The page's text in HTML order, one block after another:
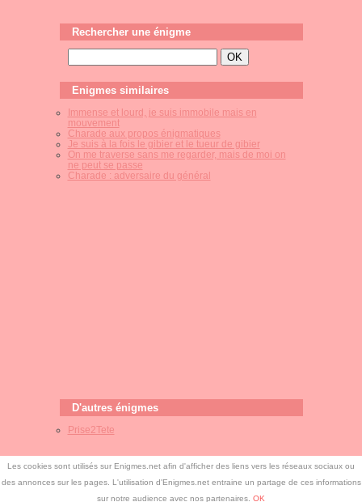
Rechercher une énigme
Enigmes similaires
Immense et lourd, je suis immobile mais en
mouvement
Charade aux propos énigmatiques
Je suis à la fois le gibier et le tueur de gibier
On me traverse sans me regarder, mais de moi on
ne peut se passe
Charade : adversaire du général
D'autres énigmes
Prise2Tete
Les cookies sont utilisés sur Enigmes.net afin d'afficher des liens vers les réseaux sociaux ou
des annonces sur les pages. L'utilisation d'Enigmes.net entraine un partage de ces informations
sur notre audience avec nos partenaires. OK